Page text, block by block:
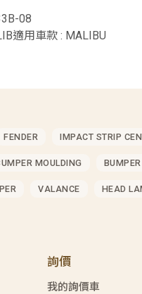
08
適用車款 : MALIBU
FENDER IMPACT STRIP
MOULDING
VALANCE HEAD
詢價
我的詢價車